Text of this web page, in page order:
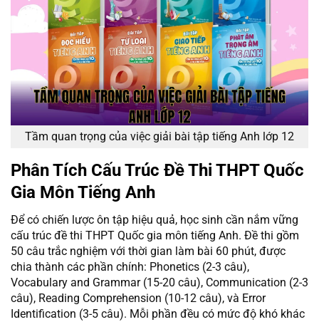
Tầm quan trọng của việc giải bài tập tiếng Anh lớp 12
Phân Tích Cấu Trúc Đề Thi THPT Quốc
Gia Môn Tiếng Anh
Để có chiến lược ôn tập hiệu quả, học sinh cần nắm vững
cấu trúc đề thi THPT Quốc gia môn tiếng Anh. Đề thi gồm
50 câu trắc nghiệm với thời gian làm bài 60 phút, được
chia thành các phần chính: Phonetics (2-3 câu),
Vocabulary and Grammar (15-20 câu), Communication (2-3
câu), Reading Comprehension (10-12 câu), và Error
Identification (3-5 câu). Mỗi phần đều có mức độ khó khác